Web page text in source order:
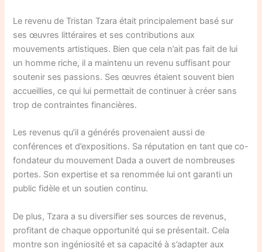
Le revenu de Tristan Tzara était principalement basé sur
ses œuvres littéraires et ses contributions aux
mouvements artistiques. Bien que cela n’ait pas fait de lui
un homme riche, il a maintenu un revenu suffisant pour
soutenir ses passions. Ses œuvres étaient souvent bien
accueillies, ce qui lui permettait de continuer à créer sans
trop de contraintes financières.
Les revenus qu’il a générés provenaient aussi de
conférences et d’expositions. Sa réputation en tant que co-
fondateur du mouvement Dada a ouvert de nombreuses
portes. Son expertise et sa renommée lui ont garanti un
public fidèle et un soutien continu.
De plus, Tzara a su diversifier ses sources de revenus,
profitant de chaque opportunité qui se présentait. Cela
montre son ingéniosité et sa capacité à s’adapter aux